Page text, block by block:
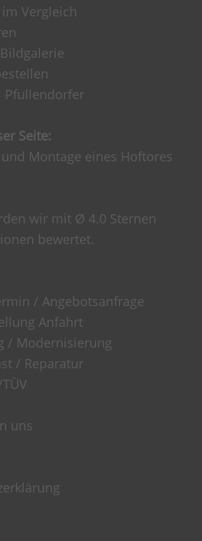
Vergleich
Pfullendorfer
Seite:
Montage eines Hoftores
wir mit Ø 4.0 Sternen
bewertet.
/ Angebotsanfrage
Anfahrt
/ Modernisierung
/ Reparatur
uns